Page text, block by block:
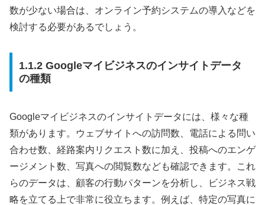
数が少ない場合は、オンライン予約システムの導入などを
検討する必要があるでしょう。
1.1.2 Googleマイビジネスのインサイトデータ
の種類
Googleマイビジネスのインサイトデータには、様々な種
類があります。ウェブサイトへの訪問数、電話による問い
合わせ数、経路案内リクエスト数に加え、投稿へのエンゲ
ージメント数、写真への閲覧数なども確認できます。これ
らのデータは、顧客の行動パターンを分析し、ビジネス戦
略を立てる上で非常に役立ちます。例えば、特定の写真に